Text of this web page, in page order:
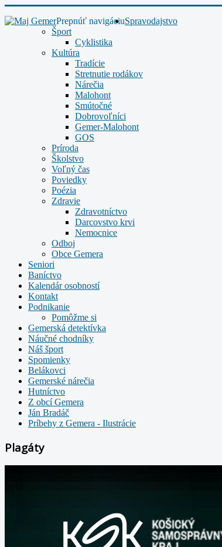
Prepnúť navigáciuSpravodajstvo
Šport
Cyklistika
Kultúra
Tradície
Stretnutie rodákov
Nárečia
Malohont
Smútočné
Dobrovoľníci
Gemer-Malohont
GOS
Príroda
Školstvo
Voľný čas
Poviedky
Poézia
Zdravie
Zdravotníctvo
Darcovstvo krvi
Nemocnice
Odboj
Obce Gemera
Seniori
Baníctvo
Kalendár osobností
Kontakt
Podnikanie
Pomôžme si
Gemerská detektívka
Náučné chodníky
Náš šport
Spomienky
Belákovci
Gemerské nárečia
Hutníctvo
Z obcí Gemera
Ján Bradáč
Príbehy z Gemera - Ilustrácie
Plagáty